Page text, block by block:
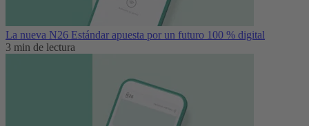
La nueva N26 Estándar apuesta por un futuro 100 % digital
3 min de lectura